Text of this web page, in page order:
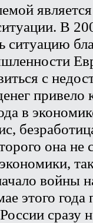
В
ситуацию
с
в
она
войны
этого
сразу